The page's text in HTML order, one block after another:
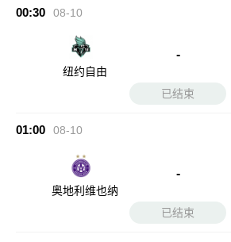
00:30 08-10
纽约自由
-
已结束
01:00 08-10
奥地利维也纳
-
已结束